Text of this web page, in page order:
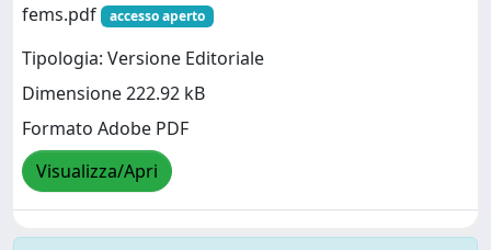
fems.pdf
accesso aperto
Tipologia: Versione Editoriale
Dimensione 222.92 kB
Formato Adobe PDF
Visualizza/Apri